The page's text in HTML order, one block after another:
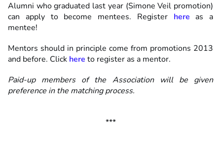
Alumni who graduated last year (Simone Veil promotion)
can apply to become mentees. Register here as a
mentee!
Mentors should in principle come from promotions 2013
and before. Click here to register as a mentor.
Paid-up members of the Association will be given
preference in the matching process.
***